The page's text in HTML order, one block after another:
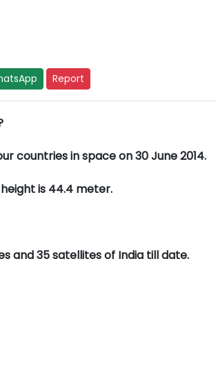
Report
countries in space on 30 June 2014.
is 44.4 meter.
and 35 satellites of India till date.